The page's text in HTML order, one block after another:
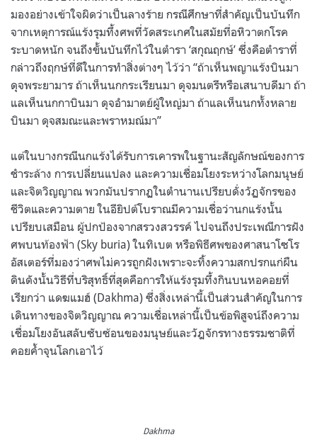
มองอย่างเข้าใจผิดว่าเป็นลางร้าย กรณีศึกษาที่สำคัญเป็นบันทึก
จากเหตุการณ์แร้งรุมทึ้งศพที่วัดสระเกศในสมัยที่อหิวาตกโรค
ระบาดหนัก จนถึงขั้นบันทึกไว้ในตำรา ‘สกุณฤกษ์’ ซึ่งคือตำราที่
กล่าวถึงฤกษ์ที่ดีในการทำสิ่งต่างๆ ไว้ว่า “ถ้าเห็นพญาแร้งบินมา
ดุจพระยามาร ถ้าเห็นนกกระเรียนมา ดุจมนตรีหรือเสนาบดีมา ถ้า
แลเห็นนกกาบินมา ดุจอำมาตย์ผู้ใหญ่มา ถ้าแลเห็นนกทั้งหลาย
บินมา ดุจสมณะและพราหมณ์มา”
แต่ในบางกรณีนกแร้งได้รับการเคารพในฐานะสัญลักษณ์ของการ
ชำระล้าง การเปลี่ยนแปลง และความเชื่อมโยงระหว่างโลกมนุษย์
และจิตวิญญาณ พวกมันปรากฏในตำนานเปรียบดั่งวัฏจักรของ
ชีวิตและความตาย ในอียิปต์โบราณมีความเชื่อว่านกแร้งนั้น
เปรียบเสมือน ผู้ปกป้องจากสรวงสวรรค์ ไปจนถึงประเพณีการฝัง
ศพบนท้องฟ้า (Sky buria) ในทิเบต หรือพิธีศพของศาสนาโซโร
อัสเตอร์ที่มองว่าศพไม่ควรถูกฝังเพราะจะทิ้งความสกปรกแก่ผืน
ดินดังนั้นวิธีที่บริสุทธิ์ที่สุดคือการให้แร้งรุมทึ้งกินบนหอคอยที่
เรียกว่า แดฆแมฮ์ (Dakhma) ซึ่งสิ่งเหล่านี้เป็นส่วนสำคัญในการ
เดินทางของจิตวิญญาณ ความเชื่อเหล่านี้เป็นข้อพิสูจน์ถึงความ
เชื่อมโยงอันสลับซับซ้อนของมนุษย์และวัฎจักรทางธรรมชาติที่
คอยค้ำจุนโลกเอาไว้
Dakhma